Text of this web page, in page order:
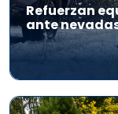
Refuerzan
ante